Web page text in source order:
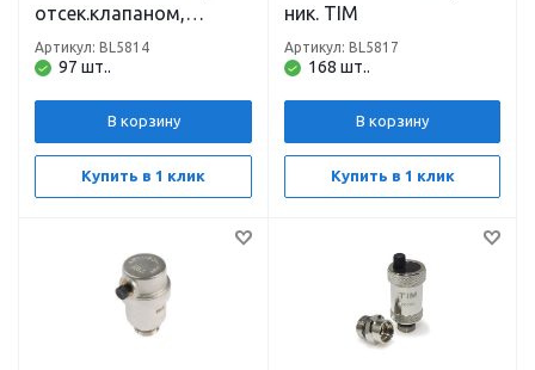
отсек.клапаном,
латунь TIM
97 шт..
Артикул: BL5814
В корзину
Купить в 1 клик
ник. TIM
168 шт..
Артикул: BL5817
В корзину
Купить в 1 клик